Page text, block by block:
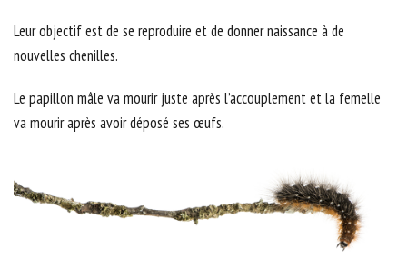
Leur objectif est de se reproduire et de donner naissance à de
nouvelles chenilles.
Le papillon mâle va mourir juste après l’accouplement et la femelle
va mourir après avoir déposé ses œufs.